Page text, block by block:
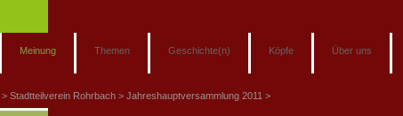
Meinung Themen Geschichte(n) Köpfe Über uns
Stadtteilverein Rohrbach Jahreshauptversammlung 2011